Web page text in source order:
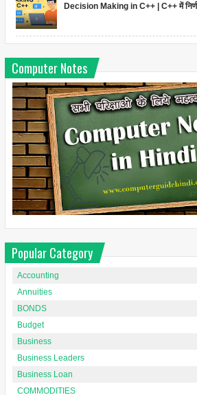
Decision Making in C++ | C++ में
Computer Notes
Popular Category
Accounting
Annuities
BONDS
Budget
Business
Business Leaders
Business Loan
COMMODITIES